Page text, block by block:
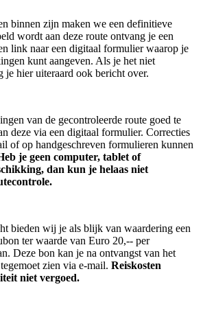
binnen zijn maken we een definitieve
wordt aan deze route ontvang je een
link naar een digitaal formulier waarop je
kunt aangeven. Als je het niet
je hier uiteraard ook bericht over.
van de gecontroleerde route goed te
deze via een digitaal formulier. Correcties
of op handgeschreven formulieren kunnen
je geen computer, tablet of
dan kun je helaas niet
bieden wij je als blijk van waardering een
ter waarde van Euro 20,-- per
Deze bon kan je na ontvangst van het
zien via e-mail. Reiskosten
niet vergoed.